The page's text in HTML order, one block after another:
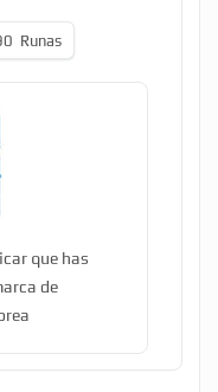
Runas
que has
de